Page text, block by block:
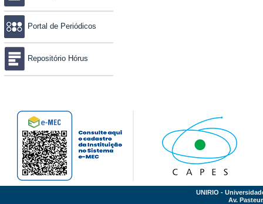
Portal de Periódicos
Repositório Hórus
UNIRIO -
Av.